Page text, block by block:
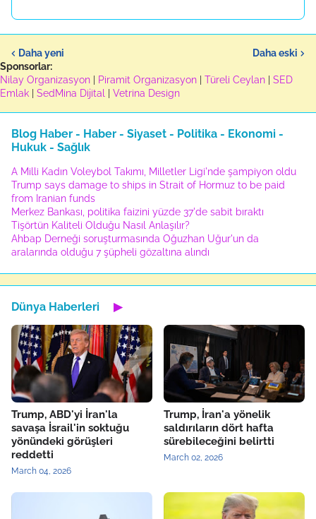
Daha yeni
Daha eski
Sponsorlar:
Nilay Organizasyon
Piramit Organizasyon Türeli Ceylan
SED
Emlak
SedMina Dijital Vetrina Design
Blog Haber - Haber - Siyaset - Politika - Ekonomi -
Hukuk - Sağlık
A Milli Kadın Voleybol Takımı, Milletler Ligi'nde şampiyon oldu
Trump says damage to ships in Strait of Hormuz to be paid
from Iranian funds
Merkez Bankası, politika faizini yüzde 37'de sabit bıraktı
Tişörtün Kaliteli Olduğu Nasıl Anlaşılır?
Ahbap Derneği soruşturmasında Oğuzhan Uğur'un da
aralarında olduğu 7 şüpheli gözaltına alındı
Dünya Haberleri ▶
Trump, ABD'yi İran'la
savaşa İsrail'in soktuğu
yönündeki görüşleri
reddetti
March 04, 2026
Trump, İran'a yönelik
saldırıların dört hafta
sürebileceğini belirtti
March 02, 2026